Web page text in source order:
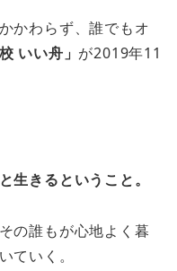
かわらず、誰でもオ
いい舟」 が2019年11
生きるということ。
の誰もが心地よく暮
ていく。